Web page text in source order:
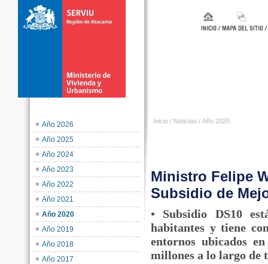
Año 2026
Año 2025
Año 2024
Año 2023
Año 2022
Año 2021
Año 2020
Año 2019
Año 2018
Año 2017
Inicio / Noticias / Año 2020
Ministro Felipe
Subsidio de
• Subsidio DS10
habitantes y tiene
entornos ubicados
millones a lo largo de